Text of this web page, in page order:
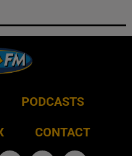
PODCASTS
CONTACT